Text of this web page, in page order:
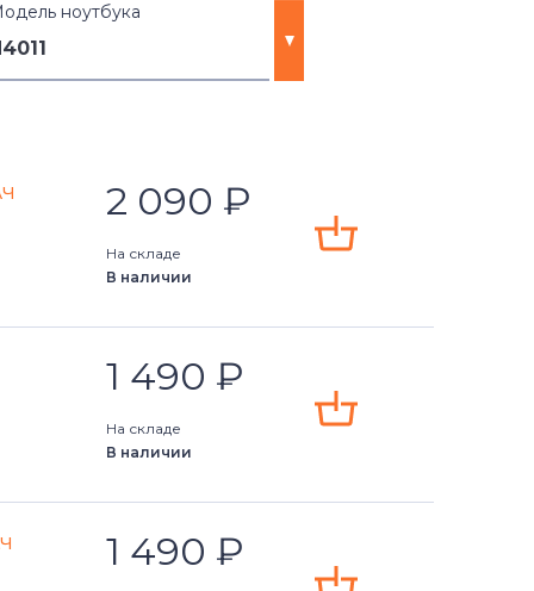
ноутбука
2 090 ₽
На складе
В наличии
1 490 ₽
На складе
В наличии
1 490 ₽